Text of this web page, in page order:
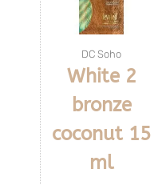
DC Soho
White 2
bronze
coconut 15
ml